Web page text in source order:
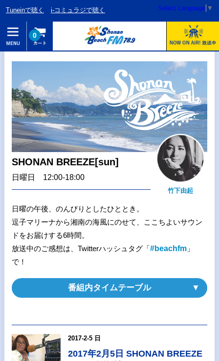
Tuneinで聴く i-コミュラジで聴く Select Language ▼
0
SHONAN BREEZE[sun]
日曜日 12:00-18:00
竹下由起
日曜の午後、のんびりとしたひととき。
逗子マリーナから湘南の海風にのせて、ここちよいサウン
ドをお届けする6時間。
放送中のご感想は、Twitterハッシュタグ「#beachfm」
で！
番組内タイムテーブル
2017-2-5 日
2017年2月5日 SHONAN BREEZE